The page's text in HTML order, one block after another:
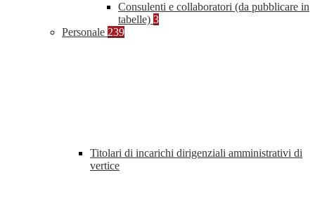
Consulenti e collaboratori (da pubblicare in
tabelle) 3
Personale 239
Titolari di incarichi dirigenziali amministrativi di
vertice